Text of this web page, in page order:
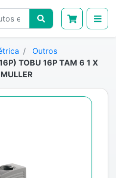
Outros
TOBU 16P TAM 6 1 X